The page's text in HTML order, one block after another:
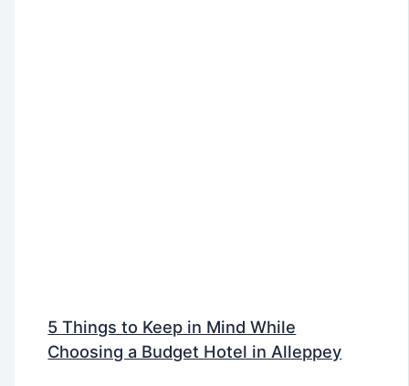
5 Things to Keep in Mind While
Choosing a Budget Hotel in Alleppey